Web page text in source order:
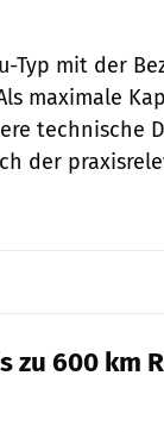
Typ mit der
maximale
technische
der
zu 600 km